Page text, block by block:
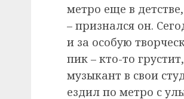
метро еще в
– признался он.
и за особую
пик – кто-то
музыкант в свои
ездил по метро с